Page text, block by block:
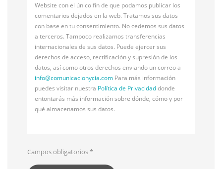
Website con el único fin de que podamos publicar los
comentarios dejados en la web. Tratamos sus datos
con base en tu consentimiento. No cedemos sus datos
a terceros. Tampoco realizamos transferencias
internacionales de sus datos. Puede ejercer sus
derechos de acceso, rectificación y supresión de los
datos, así como otros derechos enviando un correo a
info@comunicacionycia.com Para más información
puedes visitar nuestra Política de Privacidaddonde
entontarás más información sobre dónde, cómo y por
qué almacenamos sus datos.
Campos obligatorios*